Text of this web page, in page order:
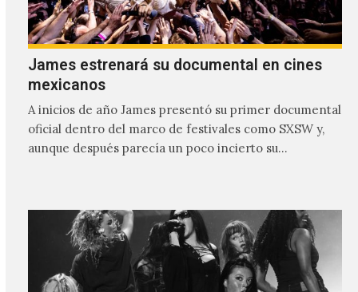
James estrenará su documental en cines
mexicanos
A inicios de año James presentó su primer documental
oficial dentro del marco de festivales como SXSW y,
aunque después parecía un poco incierto su…